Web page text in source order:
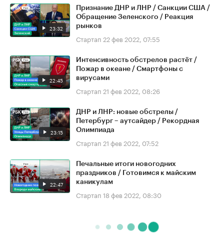
23:32
Признание ДНР и ЛНР / Санкции США /
Обращение Зеленского / Реакция
рынков
Стартап 22 фев 2022, 07:55
22:45
Интенсивность обстрелов растёт /
Пожар в океане / Смартфоны с
вирусами
Стартап 21 фев 2022, 08:26
23:15
ДНР и ЛНР: новые обстрелы /
Петербург – аутсайдер / Рекордная
Олимпиада
Стартап 21 фев 2022, 07:52
22:47
Печальные итоги новогодних
праздников / Готовимся к майским
каникулам
Стартап 18 фев 2022, 08:30